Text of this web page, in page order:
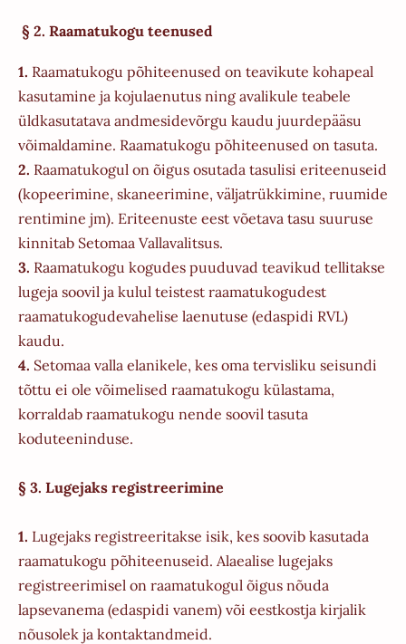
§ 2. Raamatukogu teenused
1. Raamatukogu põhiteenused on teavikute kohapeal
kasutamine ja kojulaenutus ning avalikule teabele
üldkasutatava andmesidevõrgu kaudu juurdepääsu
võimaldamine. Raamatukogu põhiteenused on tasuta.
2. Raamatukogul on õigus osutada tasulisi eriteenuseid
(kopeerimine, skaneerimine, väljatrükkimine, ruumide
rentimine jm). Eriteenuste eest võetava tasu suuruse
kinnitab Setomaa Vallavalitsus.
3. Raamatukogu kogudes puuduvad teavikud tellitakse
lugeja soovil ja kulul teistest raamatukogudest
raamatukogudevahelise laenutuse (edaspidi RVL)
kaudu.
4. Setomaa valla elanikele, kes oma tervisliku seisundi
tõttu ei ole võimelised raamatukogu külastama,
korraldab raamatukogu nende soovil tasuta
koduteeninduse.
§ 3. Lugejaks registreerimine
1. Lugejaks registreeritakse isik, kes soovib kasutada
raamatukogu põhiteenuseid. Alaealise lugejaks
registreerimisel on raamatukogul õigus nõuda
lapsevanema (edaspidi vanem) või eestkostja kirjalik
nõusolek ja kontaktandmeid.